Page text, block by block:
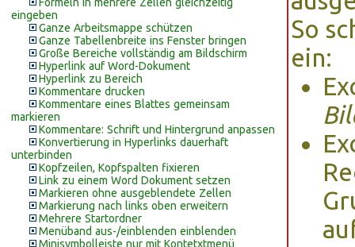
eingeben
Ganze Arbeitsmappe schützen
Ganze Tabellenbreite ins Fenster bringen
Große Bereiche vollständig am Bildschirm
Hyperlink auf Word-Dokument
Hyperlink zu Bereich
Kommentare drucken
Kommentare eines Blattes gemeinsam
markieren
Kommentare: Schrift und Hintergrund anpassen
Konvertierung in Hyperlinks dauerhaft
unterbinden
Kopfzeilen, Kopfspalten fixieren
Link zu einem Word Dokument setzen
Markieren ohne ausgeblendete Zellen
Markierung nach links oben erweitern
Mehrere Startordner
Menüband aus-/einblenden einblenden
Minisymbolleiste nur mit Kontetxtmenü
So
ein: